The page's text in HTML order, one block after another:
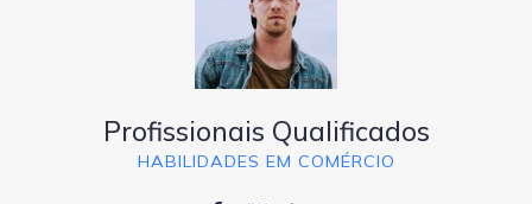
Profissionais Qualificados
HABILIDADES EM COMÉRCIO